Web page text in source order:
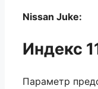
Nissan Juke:
Индекс
Параметр